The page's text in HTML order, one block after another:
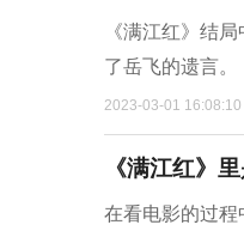
《满江红》结
了岳飞的遗言。
2023-03-01 16:08:10
《满江红》
在看电影的过程